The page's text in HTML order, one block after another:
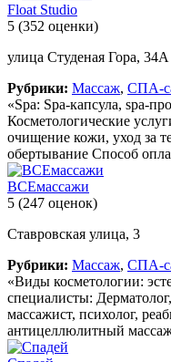
Float Studio
5 (352 оценки)
улица Студеная Гора, 34А
Рубрики: Массаж, СПА-
«Spa: Spa-капсула, spa-
Косметологические
очищение кожи, уход за
обертывание Способ
ВСЕмассажи
5 (247 оценок)
Ставровская улица, 3
Рубрики: Массаж, СПА-
«Виды косметологии:
специалисты:
массажист, психолог,
антицеллюлитный